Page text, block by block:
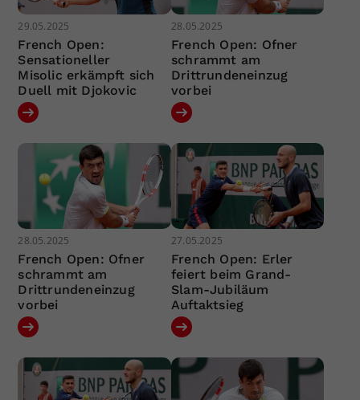
29.05.2025
French Open:
Sensationeller
Misolic erkämpft sich
Duell mit Djokovic
28.05.2025
French Open: Ofner
schrammt am
Drittrundeneinzug
vorbei
28.05.2025
French Open: Ofner
schrammt am
Drittrundeneinzug
vorbei
27.05.2025
French Open: Erler
feiert beim Grand-
Slam-Jubiläum
Auftaktsieg